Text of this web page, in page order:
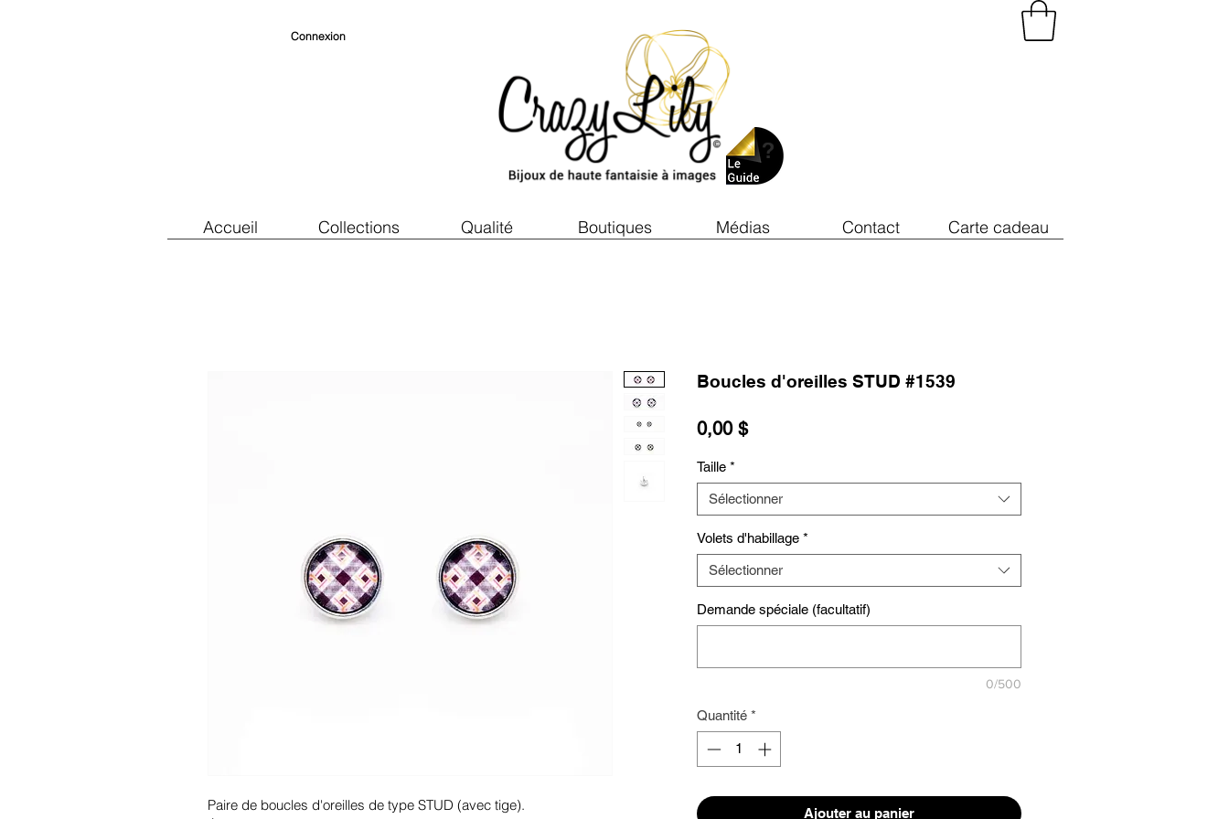
Accueil Collections Qualité Boutiques Médias Contact Carte cadeau
Connexion
Paire de boucles d'oreilles de type STUD (avec tige).
Boucles d'oreilles STUD #1539
0,00 $Prix
Taille *
Sélectionner
Volets d'habillage *
Sélectionner
Demande spéciale (facultatif)
0/500
Quantité *
Ajouter au panier